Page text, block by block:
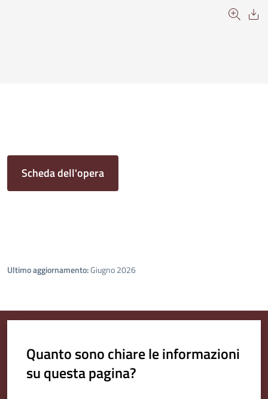
Scheda dell'opera
Ultimo aggiornamento:Giugno 2026
Quanto sono chiare le informazioni
su questa pagina?